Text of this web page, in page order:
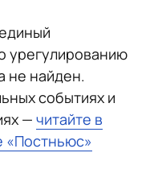
урегулированию
не найден.
событиях и
— читайте в
«Постньюс»